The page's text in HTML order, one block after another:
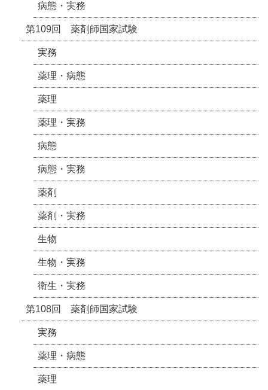
病態・実務
第109回 薬剤師国家試験
実務
薬理・病態
薬理
薬理・実務
病態
病態・実務
薬剤
薬剤・実務
生物
生物・実務
衛生・実務
第108回 薬剤師国家試験
実務
薬理・病態
薬理